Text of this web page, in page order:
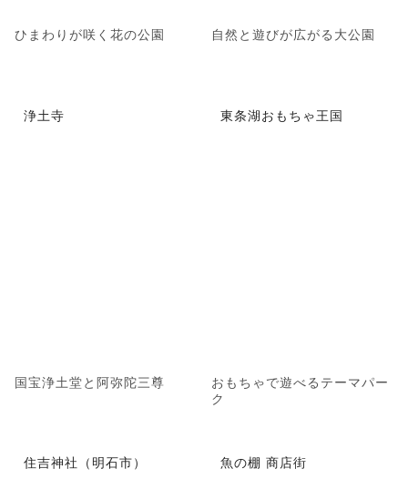
ひまわりが咲く花の公園 自然と遊びが広がる大公園
浄土寺
国宝浄土堂と阿弥陀三尊
東条湖おもちゃ王国
おもちゃで遊べるテーマパー
ク
住吉神社（明石市） 魚の棚 商店街